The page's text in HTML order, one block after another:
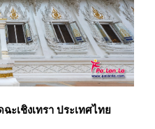
ะเชิงเทรา ประเทศไทย